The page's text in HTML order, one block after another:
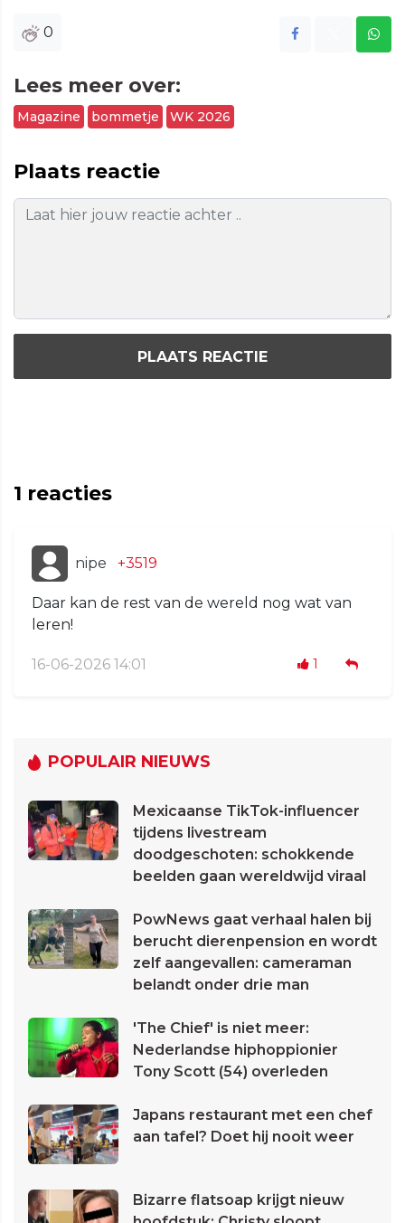
0
Lees meer over:
Magazine bommetje WK 2026
Plaats reactie
PLAATS REACTIE
1 reacties
nipe +3519
Daar kan de rest van de wereld nog wat van
leren!
16-06-2026 14:01 1
POPULAIR NIEUWS
Mexicaanse TikTok-influencer
tijdens livestream
doodgeschoten: schokkende
beelden gaan wereldwijd viraal
PowNews gaat verhaal halen bij
berucht dierenpension en wordt
zelf aangevallen: cameraman
belandt onder drie man
'The Chief' is niet meer:
Nederlandse hiphoppionier
Tony Scott (54) overleden
Japans restaurant met een chef
aan tafel? Doet hij nooit weer
Bizarre flatsoap krijgt nieuw